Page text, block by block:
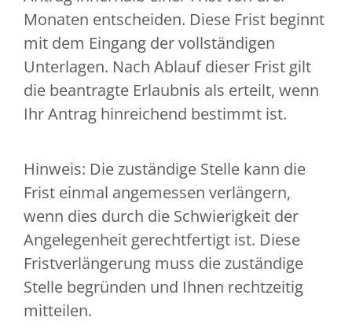
Monaten entscheiden. Diese Frist beginnt
mit dem Eingang der vollständigen
Unterlagen. Nach Ablauf dieser Frist gilt
die beantragte Erlaubnis als erteilt, wenn
Ihr Antrag hinreichend bestimmt ist.
Hinweis: Die zuständige Stelle kann die
Frist einmal angemessen verlängern,
wenn dies durch die Schwierigkeit der
Angelegenheit gerechtfertigt ist. Diese
Fristverlängerung muss die zuständige
Stelle begründen und Ihnen rechtzeitig
mitteilen.